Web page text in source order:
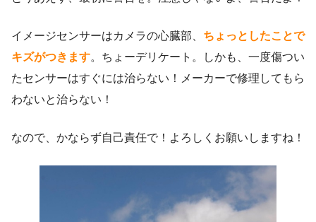
イメージセンサーはカメラの心臓部、 ちょっとしたことで
キズがつきます。ちょーデリケート。しかも、一度傷つい
たセンサーはすぐには治らない！メーカーで修理してもら
わないと治らない！
なので、かならず自己責任で！よろしくお願いしますね！